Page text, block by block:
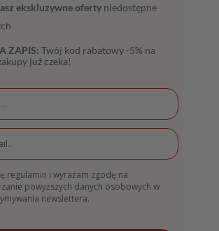
ekskluzywne oferty niedostępne
ZAPIS: Twój kod rabatowy -5% na
już czeka!
regulamin i wyrażam zgodę na
powyższych danych osobowych w
newslettera.